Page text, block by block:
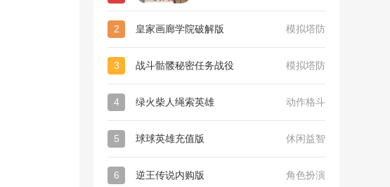
2 皇家画廊学院破解版 模拟塔防
3 战斗骷髅秘密任务战役 模拟塔防
4 绿火柴人绳索英雄 动作格斗
5 球球英雄充值版 休闲益智
6 逆王传说内购版 角色扮演